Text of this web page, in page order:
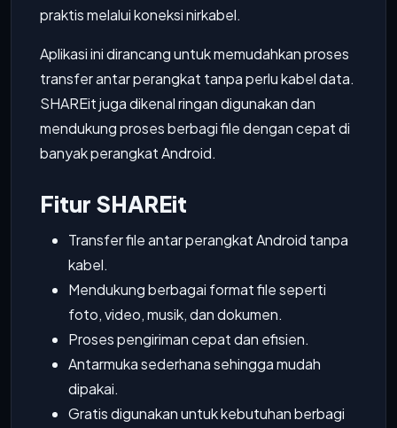
praktis melalui koneksi nirkabel.
Aplikasi ini dirancang untuk memudahkan proses
transfer antar perangkat tanpa perlu kabel data.
SHAREit juga dikenal ringan digunakan dan
mendukung proses berbagi file dengan cepat di
banyak perangkat Android.
Fitur SHAREit
Transfer file antar perangkat Android tanpa
kabel.
Mendukung berbagai format file seperti
foto, video, musik, dan dokumen.
Proses pengiriman cepat dan efisien.
Antarmuka sederhana sehingga mudah
dipakai.
Gratis digunakan untuk kebutuhan berbagi